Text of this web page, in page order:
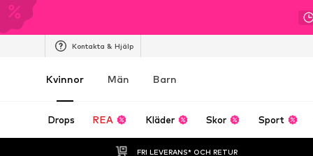
Kontakta & Hjälp
Kvinnor Män Barn
Drops REA Kläder Skor Sport
FRI LEVERANS* OCH RETUR